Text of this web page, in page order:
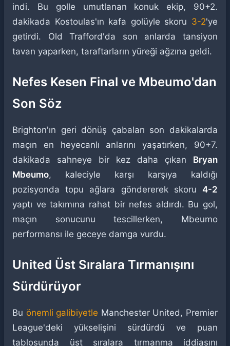
indi. Bu golle umutlanan konuk ekip, 90+2.
dakikada Kostoulas'ın kafa golüyle skoru 3-2'ye
getirdi. Old Trafford'da son anlarda tansiyon
tavan yaparken, taraftarların yüreği ağzına geldi.
Nefes Kesen Final ve Mbeumo'dan
Son Söz
Brighton'ın geri dönüş çabaları son dakikalarda
maçın en heyecanlı anlarını yaşatırken, 90+7.
dakikada sahneye bir kez daha çıkan Bryan
Mbeumo, kaleciyle karşı karşıya kaldığı
pozisyonda topu ağlara göndererek skoru 4-2
yaptı ve takımına rahat bir nefes aldırdı. Bu gol,
maçın sonucunu tescillerken, Mbeumo
performansı ile geceye damga vurdu.
United Üst Sıralara Tırmanışını
Sürdürüyor
Bu önemli galibiyetle Manchester United, Premier
League'deki yükselişini sürdürdü ve puan
tablosunda üst sıralara tırmanma iddiasını